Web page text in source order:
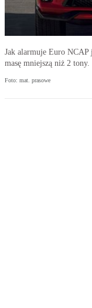
Jak alarmuje Euro NCAP
masę mniejszą niż 2 tony.
Foto: mat. prasowe